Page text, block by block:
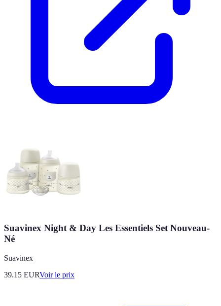
Suavinex Night & Day Les Essentiels Set Nouveau-
Né
Suavinex
39.15 EURVoir le prix